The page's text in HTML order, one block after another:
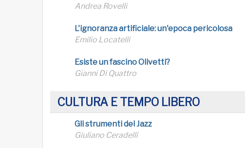
Andrea Rovelli
L'ignoranza artificiale: un'epoca pericolosa
Emilio Locatelli
Esiste un fascino Olivetti?
Gianni Di Quattro
CULTURA E TEMPO LIBERO
Gli strumenti del Jazz
Giuliano Ceradelli